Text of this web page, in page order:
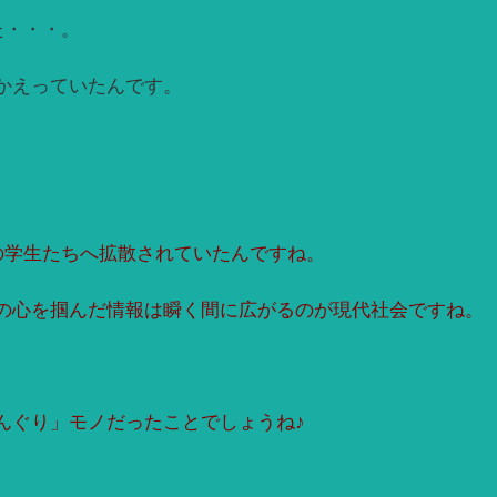
・・。
っていたんです。
生たちへ拡散されていたんですね。
を掴んだ情報は瞬く間に広がるのが現代社会ですね。
り」モノだったことでしょうね♪